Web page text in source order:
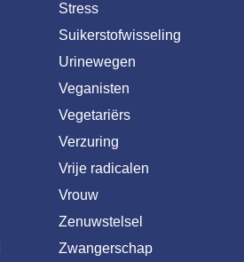
Stress
Suikerstofwisseling
Urinewegen
Veganisten
Vegetariërs
Verzuring
Vrije radicalen
Vrouw
Zenuwstelsel
Zwangerschap